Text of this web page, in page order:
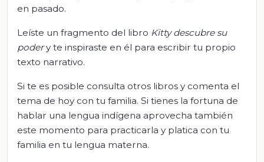
en pasado.
Leíste un fragmento del libro Kittydescubre su
podery te inspiraste en él para escribir tu propio
texto narrativo.
Si te es posible consulta otros libros y comenta el
tema de hoy con tu familia. Si tienes la fortuna de
hablar una lengua indígena aprovecha también
este momento para practicarla y platica con tu
familia en tu lengua materna.